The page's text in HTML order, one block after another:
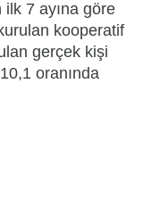
ilk 7 ayına göre
kooperatif
gerçek kişi
oranında